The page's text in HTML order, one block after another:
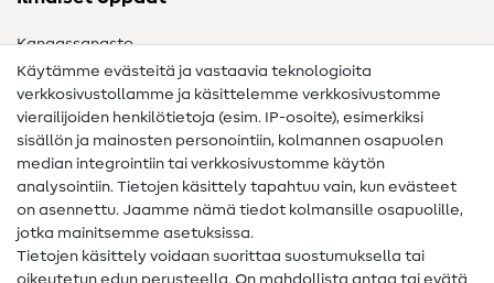
Kangassanasto
Ompelusanasto
Ompeluohjeet
Apua ja yhteystiedot
Yhteystiedot
Tietoa omistajanvaihdoksesta
Käytämme evästeitä ja vastaavia teknologioita
verkkosivustollamme ja käsittelemme verkkosivustomme
vierailijoiden henkilötietoja (esim. IP-osoite), esimerkiksi
sisällön ja mainosten personointiin, kolmannen osapuolen
median integrointiin tai verkkosivustomme käytön
analysointiin. Tietojen käsittely tapahtuu vain, kun evästeet
on asennettu. Jaamme nämä tiedot kolmansille osapuolille,
jotka mainitsemme asetuksissa.
Tietojen käsittely voidaan suorittaa suostumuksella tai
oikeutetun edun perusteella. On mahdollista antaa tai evätä